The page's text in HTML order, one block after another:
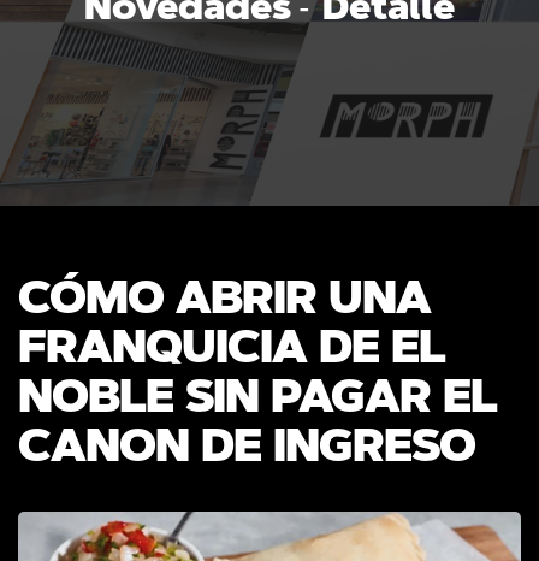
Novedades Detalle
CÓMO ABRIR UNA
FRANQUICIA DE EL
NOBLE SIN PAGAR EL
CANON DE INGRESO